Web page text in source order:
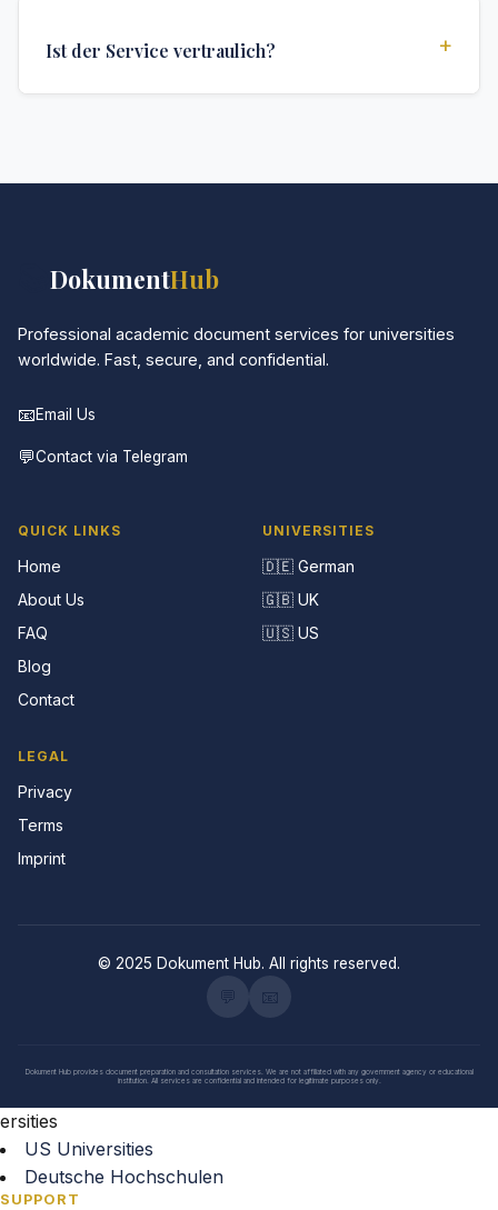
Die genaue Lieferzeit hängt von Ihrem Standort und
Ist der Service vertraulich? +
DokumentHub
Professional academic document services for universities
worldwide. Fast, secure, and confidential.
📧Email Us
💬Contact via Telegram
QUICK LINKS
Home
About Us
FAQ
Blog
Contact
UNIVERSITIES
🇩🇪 German
🇬🇧 UK
🇺🇸 US
LEGAL
Privacy
Terms
Imprint
© 2025 Dokument Hub. All rights reserved.
Dokument Hub provides document preparation and consultation services. We are not affiliated with any government agency or educational
institution. All services are confidential and intended for legitimate purposes only.
ersities
US Universities
Deutsche Hochschulen
SUPPORT